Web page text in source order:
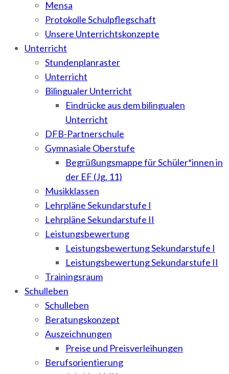
Mensa
Protokolle Schulpflegschaft
Unsere Unterrichtskonzepte
Unterricht
Stundenplanraster
Unterricht
Bilingualer Unterricht
Eindrücke aus dem bilingualen
Unterricht
DFB-Partnerschule
Gymnasiale Oberstufe
Begrüßungsmappe für Schüler*innen in
der EF (Jg. 11)
Musikklassen
Lehrpläne Sekundarstufe I
Lehrpläne Sekundarstufe II
Leistungsbewertung
Leistungsbewertung Sekundarstufe I
Leistungsbewertung Sekundarstufe II
Trainingsraum
Schulleben
Schulleben
Beratungskonzept
Auszeichnungen
Preise und Preisverleihungen
Berufsorientierung